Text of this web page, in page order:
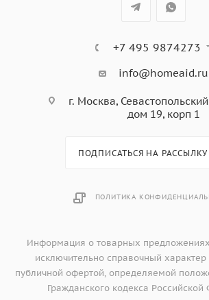
+7 495 9874273
info@homeaid.ru
г. Москва,
дом 19, корп 1
ПОДПИСАТЬСЯ НА РАССЫЛКУ
ПОЛИТИКА
Информация о товарных
исключительно справочный характер
публичной офертой, определяемой
Гражданского кодекса